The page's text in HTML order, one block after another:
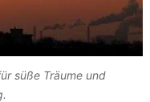
süße Träume und